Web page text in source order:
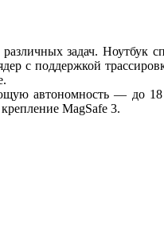
задач. Ноутбук
с поддержкой
автономность — до
MagSafe 3.